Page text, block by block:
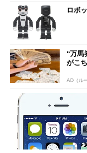
ロボ
“万馬
がこ
AD（ル